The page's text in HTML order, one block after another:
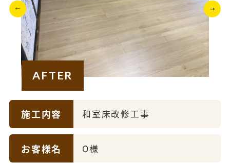
AFTER
施工内容 和室床改修工事
お客様名 O様